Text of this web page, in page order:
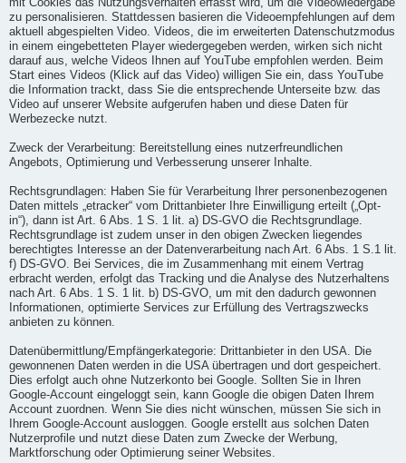
mit Cookies das Nutzungsverhalten erfasst wird, um die Videowiedergabe
zu personalisieren. Stattdessen basieren die Videoempfehlungen auf dem
aktuell abgespielten Video. Videos, die im erweiterten Datenschutzmodus
in einem eingebetteten Player wiedergegeben werden, wirken sich nicht
darauf aus, welche Videos Ihnen auf YouTube empfohlen werden. Beim
Start eines Videos (Klick auf das Video) willigen Sie ein, dass YouTube
die Information trackt, dass Sie die entsprechende Unterseite bzw. das
Video auf unserer Website aufgerufen haben und diese Daten für
Werbezecke nutzt.
Zweck der Verarbeitung: Bereitstellung eines nutzerfreundlichen
Angebots, Optimierung und Verbesserung unserer Inhalte.
Rechtsgrundlagen: Haben Sie für Verarbeitung Ihrer personenbezogenen
Daten mittels „etracker“ vom Drittanbieter Ihre Einwilligung erteilt („Opt-
in“), dann ist Art. 6 Abs. 1 S. 1 lit. a) DS-GVO die Rechtsgrundlage.
Rechtsgrundlage ist zudem unser in den obigen Zwecken liegendes
berechtigtes Interesse an der Datenverarbeitung nach Art. 6 Abs. 1 S.1 lit.
f) DS-GVO. Bei Services, die im Zusammenhang mit einem Vertrag
erbracht werden, erfolgt das Tracking und die Analyse des Nutzerhaltens
nach Art. 6 Abs. 1 S. 1 lit. b) DS-GVO, um mit den dadurch gewonnen
Informationen, optimierte Services zur Erfüllung des Vertragszwecks
anbieten zu können.
Datenübermittlung/Empfängerkategorie: Drittanbieter in den USA. Die
gewonnenen Daten werden in die USA übertragen und dort gespeichert.
Dies erfolgt auch ohne Nutzerkonto bei Google. Sollten Sie in Ihren
Google-Account eingeloggt sein, kann Google die obigen Daten Ihrem
Account zuordnen. Wenn Sie dies nicht wünschen, müssen Sie sich in
Ihrem Google-Account ausloggen. Google erstellt aus solchen Daten
Nutzerprofile und nutzt diese Daten zum Zwecke der Werbung,
Marktforschung oder Optimierung seiner Websites.